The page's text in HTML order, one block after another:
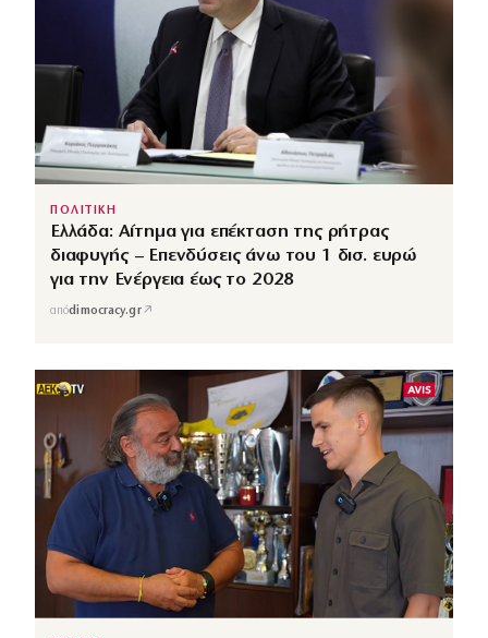
ΠΟΛΙΤΙΚΗ
Ελλάδα: Αίτημα για επέκταση της ρήτρας
διαφυγής – Επενδύσεις άνω του 1 δισ. ευρώ
για την Ενέργεια έως το 2028
απόdimocracy.gr↗